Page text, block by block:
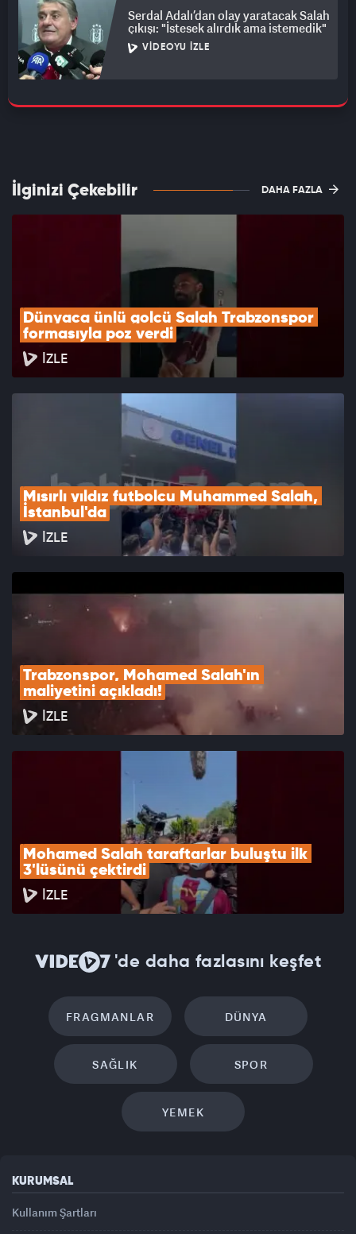
Serdal Adalı’dan olay yaratacak Salah
çıkışı: "İstesek alırdık ama istemedik"
VIDEOYU İZLE
İlginizi Çekebilir DAHA FAZLA
Dünyaca ünlü golcü Salah Trabzonspor
formasıyla poz verdi
İZLE
Mısırlı yıldız futbolcu Muhammed Salah,
İstanbul'da
İZLE
Trabzonspor, Mohamed Salah'ın
maliyetini açıkladı!
İZLE
Mohamed Salah taraftarlar buluştu ilk
3'lüsünü çektirdi
İZLE
'de daha fazlasını keşfet
FRAGMANLAR DÜNYA
SAĞLIK SPOR
YEMEK
KURUMSAL
Kullanım Şartları